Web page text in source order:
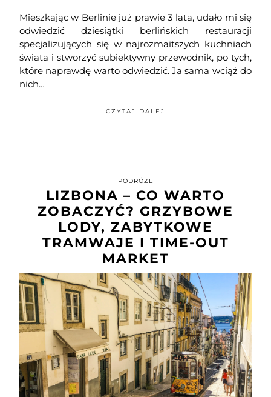
Mieszkając w Berlinie już prawie 3 lata, udało mi się
odwiedzić dziesiątki berlińskich restauracji
specjalizujących się w najrozmaitszych kuchniach
świata i stworzyć subiektywny przewodnik, po tych,
które naprawdę warto odwiedzić. Ja sama wciąż do
nich…
CZYTAJ DALEJ
PODRÓŻE
LIZBONA – CO WARTO
ZOBACZYĆ? GRZYBOWE
LODY, ZABYTKOWE
TRAMWAJE I TIME-OUT
MARKET